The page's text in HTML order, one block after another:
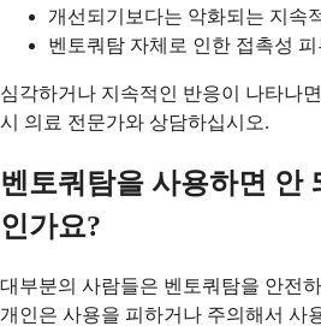
개선되기보다는 악화되는 지속
벤토쿼탐 자체로 인한 접촉성 피
심각하거나 지속적인 반응이 나타나
시 의료 전문가와 상담하십시오.
벤토쿼탐을 사용하면 안
인가요?
대부분의 사람들은 벤토쿼탐을 안전
개인은 사용을 피하거나 주의해서 사